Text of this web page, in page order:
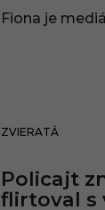
Fiona je
ZVIERATÁ
Policajt
flirtoval s